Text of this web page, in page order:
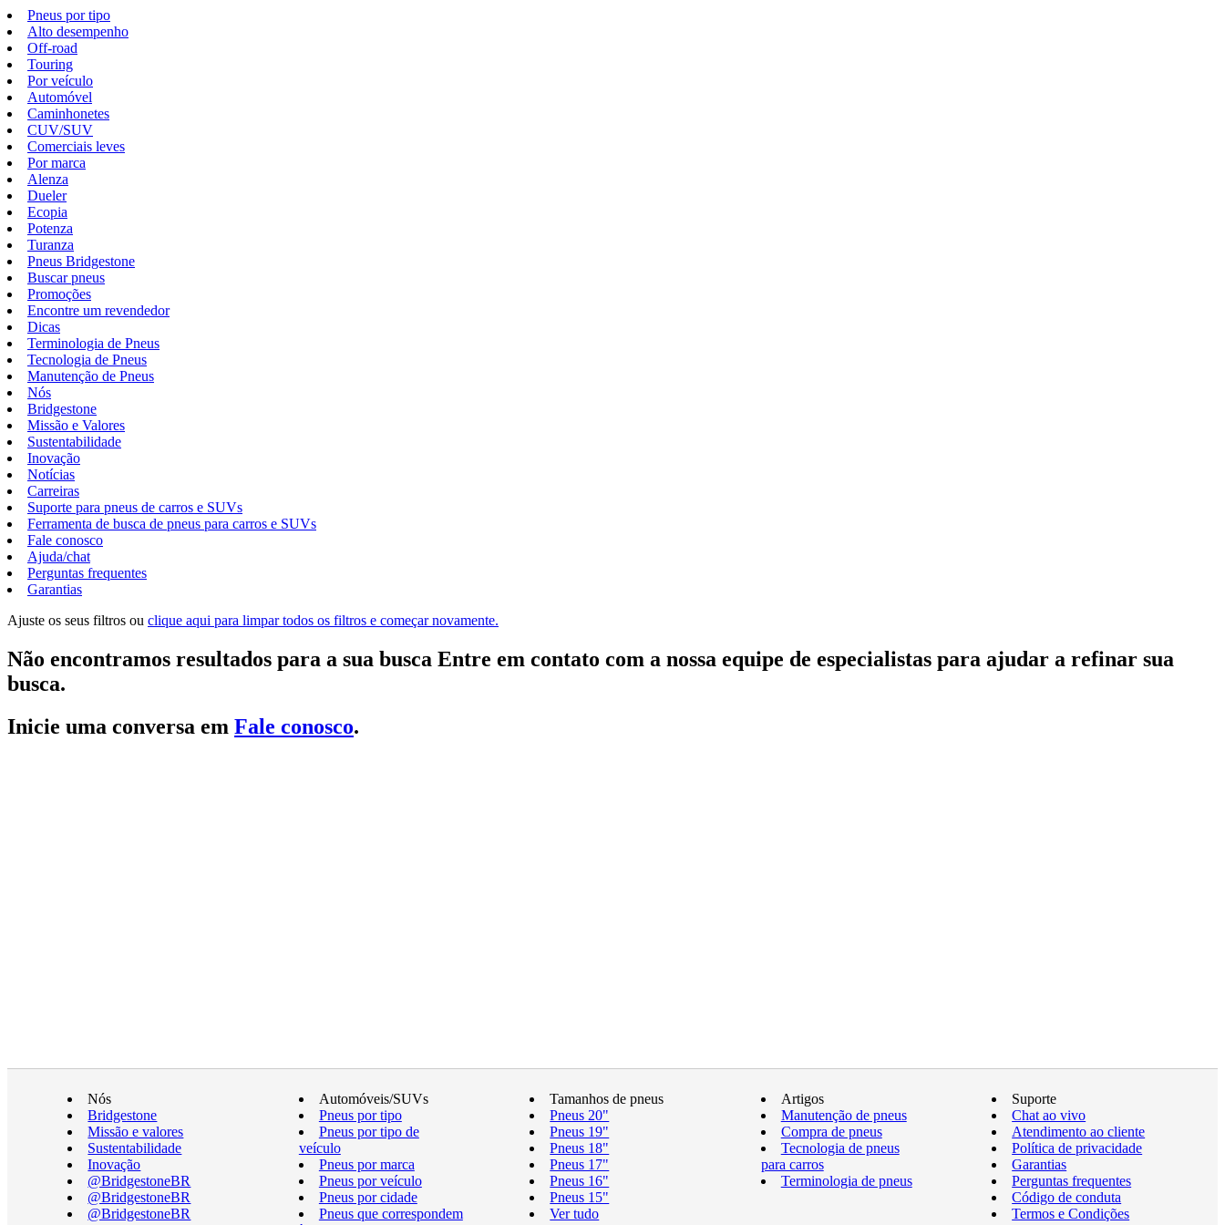
Pneus por tipo
Alto desempenho
Off-road
Touring
Por veículo
Automóvel
Caminhonetes
CUV/SUV
Comerciais leves
Por marca
Alenza
Dueler
Ecopia
Potenza
Turanza
Pneus Bridgestone
Buscar pneus
Promoções
Encontre um revendedor
Dicas
Terminologia de Pneus
Tecnologia de Pneus
Manutenção de Pneus
Nós
Bridgestone
Missão e Valores
Sustentabilidade
Inovação
Notícias
Carreiras
Suporte para pneus de carros e SUVs
Ferramenta de busca de pneus para carros e SUVs
Fale conosco
Ajuda/chat
Perguntas frequentes
Garantias
Ajuste os seus filtros ou clique aqui para limpar todos os filtros e começar novamente.
Não encontramos resultados para a sua busca Entre em contato com a nossa equipe de especialistas para ajudar a refinar sua
busca.
Inicie uma conversa em Fale conosco.
Nós
Bridgestone
Missão e valores
Sustentabilidade
Inovação
@BridgestoneBR
@BridgestoneBR
@BridgestoneBR
Automóveis/SUVs
Pneus por tipo
Pneus por tipo de
veículo
Pneus por marca
Pneus por veículo
Pneus por cidade
Pneus que correspondem
Tamanhos de pneus
Pneus 20"
Pneus 19"
Pneus 18"
Pneus 17"
Pneus 16"
Pneus 15"
Ver tudo
Artigos
Manutenção de pneus
Compra de pneus
Tecnologia de pneus
para carros
Terminologia de pneus
Suporte
Chat ao vivo
Atendimento ao cliente
Política de privacidade
Garantias
Perguntas frequentes
Código de conduta
Termos e Condições